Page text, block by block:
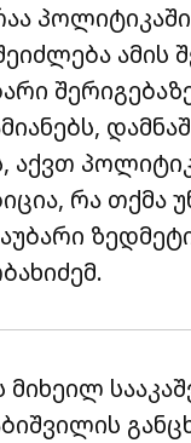
ამის
აქვთ
რა თქმა
მიხეილ